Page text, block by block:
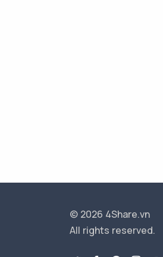
© 2026 4Share.vn
All rights reserved.